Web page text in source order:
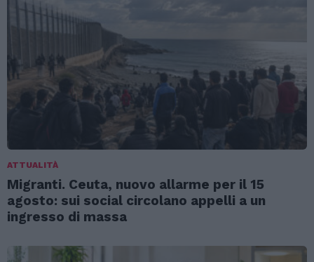
ATTUALITÀ
Migranti. Ceuta, nuovo allarme per il 15
agosto: sui social circolano appelli a un
ingresso di massa